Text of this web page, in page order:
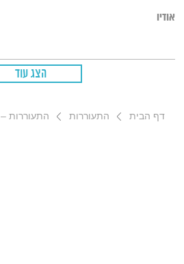
אודיו
הצג עוד
דף הבית התעוררות התעוררות – 2.12.18